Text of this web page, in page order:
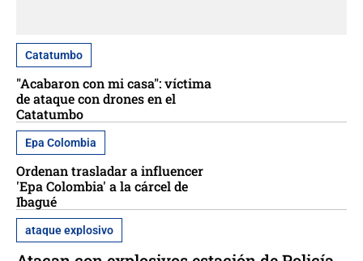
Catatumbo
"Acabaron con mi casa": víctima
de ataque con drones en el
Catatumbo
Epa Colombia
Ordenan trasladar a influencer
'Epa Colombia' a la cárcel de
Ibagué
ataque explosivo